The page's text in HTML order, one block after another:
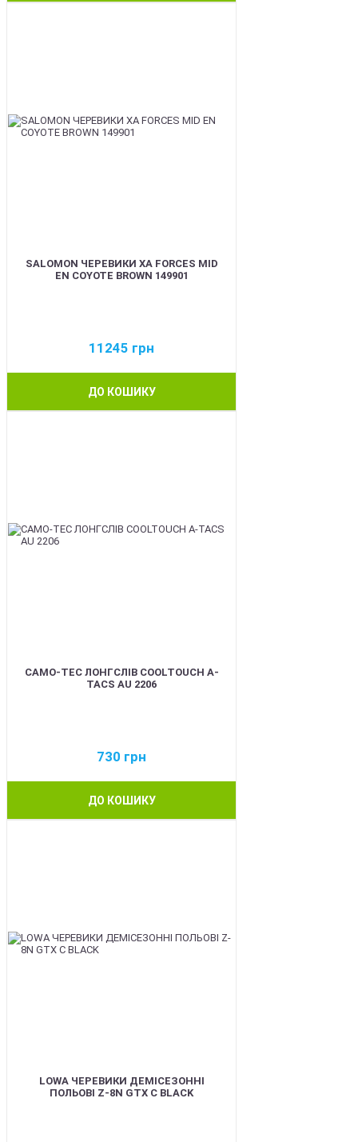
SALOMON ЧЕРЕВИКИ XA FORCES MID
EN COYOTE BROWN 149901
11245 грн
ДО КОШИКУ
CAMO-TEC ЛОНГСЛІВ COOLTOUCH A-
TACS AU 2206
730 грн
ДО КОШИКУ
LOWA ЧЕРЕВИКИ ДЕМІСЕЗОННІ
ПОЛЬОВІ Z-8N GTX C BLACK